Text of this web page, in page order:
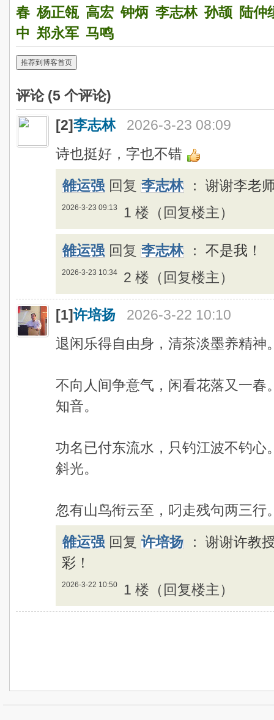
春 杨正瓴 高宏 钟炳 李志林 孙颉 陆仲
中 郑永军 马鸣
推荐到博客首页
评论 (5 个评论)
[2]李志林
2026-3-23 08:09
诗也挺好，字也不错
雒运强 回复 李志林 ： 谢谢李老
2026-3-23 09:13 1 楼（回复楼主）
雒运强 回复 李志林 ： 不是我！
2026-3-23 10:34 2 楼（回复楼主）
[1]许培扬
2026-3-22 10:10
退闲乐得自由身，清茶淡墨养精神
不向人间争意气，闲看花落又一
知音。
功名已付东流水，只钓江波不钓
斜光。
忽有山鸟衔云至，叼走残句两三行
雒运强 回复 许培扬 ： 谢谢许教
彩！
2026-3-22 10:50 1 楼（回复楼主）